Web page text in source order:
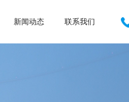
新闻动态 联系我们